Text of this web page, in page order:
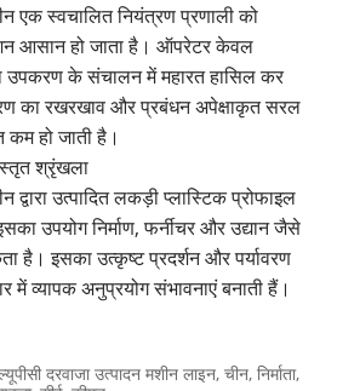
एक स्वचालित नियंत्रण प्रणाली को
आसान हो जाता है। ऑपरेटर केवल
उपकरण के संचालन में महारत हासिल कर
का रखरखाव और प्रबंधन अपेक्षाकृत सरल
हो जाती है।
श्रृंखला
द्वारा उत्पादित लकड़ी प्लास्टिक प्रोफाइल
उपयोग निर्माण, फर्नीचर और उद्यान जैसे
है। इसका उत्कृष्ट प्रदर्शन और पर्यावरण
में व्यापक अनुप्रयोग संभावनाएं बनाती हैं।
दरवाजा उत्पादन मशीन लाइन, चीन, निर्माता,